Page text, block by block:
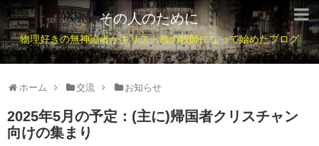
その人のために
物理好きの無神論者がキリスト教の牧師になって始めたブログ
ホーム 交流 お知らせ
2025年5月の予定：(主に)帰国者クリスチャン
向けの集まり